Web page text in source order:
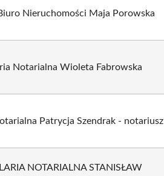
Nieruchomości Maja Porowska
Notarialna Wioleta Fabrowska
Patrycja Szendrak - notariusz
NOTARIALNA STANISŁAW